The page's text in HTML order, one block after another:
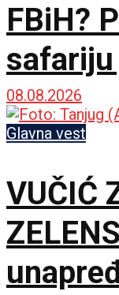
FBiH?
safariju
08.08.2026
Glavna vest
VUČIĆ